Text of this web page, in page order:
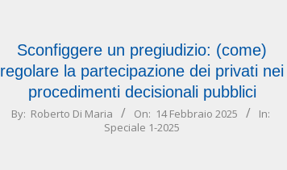
Sconfiggere un pregiudizio: (come)
regolare la partecipazione dei privati nei
procedimenti decisionali pubblici
2025-
By: Roberto Di Maria On: 14 Febbraio 2025
In:
Speciale 1-2025